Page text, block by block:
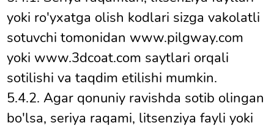
yoki ro'yxatga olish kodlari sizga vakolatli
sotuvchi tomonidan www.pilgway.com
yoki www.3dcoat.com saytlari orqali
sotilishi va taqdim etilishi mumkin.
5.4.2. Agar qonuniy ravishda sotib olingan
bo'lsa, seriya raqami, litsenziya fayli yoki